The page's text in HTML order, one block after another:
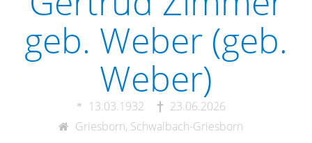
geb. Weber (geb.
Weber)
13.03.1932
23.06.2026
Griesborn, Schwalbach-Griesborn